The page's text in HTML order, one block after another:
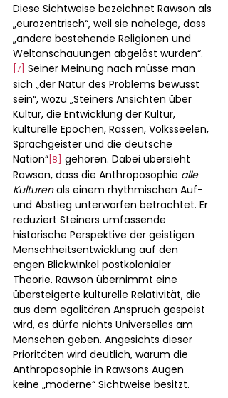
Diese Sichtweise bezeichnet Rawson als
„eurozentrisch“, weil sie nahelege, dass
„andere bestehende Religionen und
Weltanschauungen abgelöst wurden“.
[7]
Seiner Meinung nach müsse man
sich „der Natur des Problems bewusst
sein“, wozu „Steiners Ansichten über
Kultur, die Entwicklung der Kultur,
kulturelle Epochen, Rassen, Volksseelen,
Sprachgeister und die deutsche
Nation“ [8]
gehören. Dabei übersieht
Rawson, dass die Anthroposophie alle
Kulturen als einem rhythmischen Auf-
und Abstieg unterworfen betrachtet. Er
reduziert Steiners umfassende
historische Perspektive der geistigen
Menschheitsentwicklung auf den
engen Blickwinkel postkolonialer
Theorie. Rawson übernimmt eine
übersteigerte kulturelle Relativität, die
aus dem egalitären Anspruch gespeist
wird, es dürfe nichts Universelles am
Menschen geben. Angesichts dieser
Prioritäten wird deutlich, warum die
Anthroposophie in Rawsons Augen
keine „moderne“ Sichtweise besitzt.